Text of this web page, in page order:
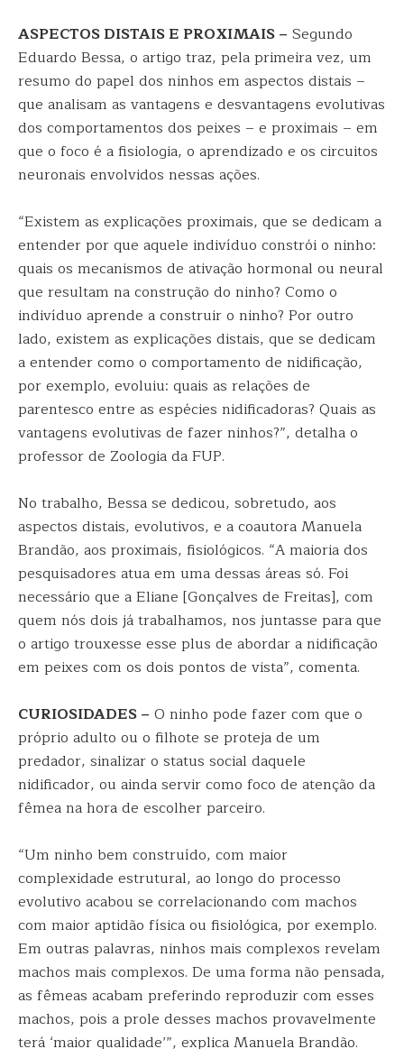
ASPECTOS DISTAIS E PROXIMAIS – Segundo
Eduardo Bessa, o artigo traz, pela primeira vez, um
resumo do papel dos ninhos em aspectos distais –
que analisam as vantagens e desvantagens evolutivas
dos comportamentos dos peixes – e proximais – em
que o foco é a fisiologia, o aprendizado e os circuitos
neuronais envolvidos nessas ações.
“Existem as explicações proximais, que se dedicam a
entender por que aquele indivíduo constrói o ninho:
quais os mecanismos de ativação hormonal ou neural
que resultam na construção do ninho? Como o
indivíduo aprende a construir o ninho? Por outro
lado, existem as explicações distais, que se dedicam
a entender como o comportamento de nidificação,
por exemplo, evoluiu: quais as relações de
parentesco entre as espécies nidificadoras? Quais as
vantagens evolutivas de fazer ninhos?”, detalha o
professor de Zoologia da FUP.
No trabalho, Bessa se dedicou, sobretudo, aos
aspectos distais, evolutivos, e a coautora Manuela
Brandão, aos proximais, fisiológicos. “A maioria dos
pesquisadores atua em uma dessas áreas só. Foi
necessário que a Eliane [Gonçalves de Freitas], com
quem nós dois já trabalhamos, nos juntasse para que
o artigo trouxesse esse plus de abordar a nidificação
em peixes com os dois pontos de vista”, comenta.
CURIOSIDADES – O ninho pode fazer com que o
próprio adulto ou o filhote se proteja de um
predador, sinalizar o status social daquele
nidificador, ou ainda servir como foco de atenção da
fêmea na hora de escolher parceiro.
“Um ninho bem construído, com maior
complexidade estrutural, ao longo do processo
evolutivo acabou se correlacionando com machos
com maior aptidão física ou fisiológica, por exemplo.
Em outras palavras, ninhos mais complexos revelam
machos mais complexos. De uma forma não pensada,
as fêmeas acabam preferindo reproduzir com esses
machos, pois a prole desses machos provavelmente
terá ‘maior qualidade’”, explica Manuela Brandão.